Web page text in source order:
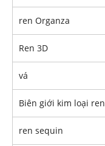
ren Organza
Ren 3D
vá
Biên giới kim loại ren
ren sequin